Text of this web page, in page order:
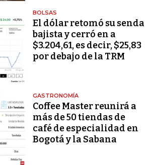
BOLSAS
El dólar retomó su senda
bajista y cerró en a
$3.204,61, es decir, $25,83
por debajo de la TRM
GASTRONOMÍA
Coffee Master reunirá a
más de 50 tiendas de
café de especialidad en
Bogotá y la Sabana